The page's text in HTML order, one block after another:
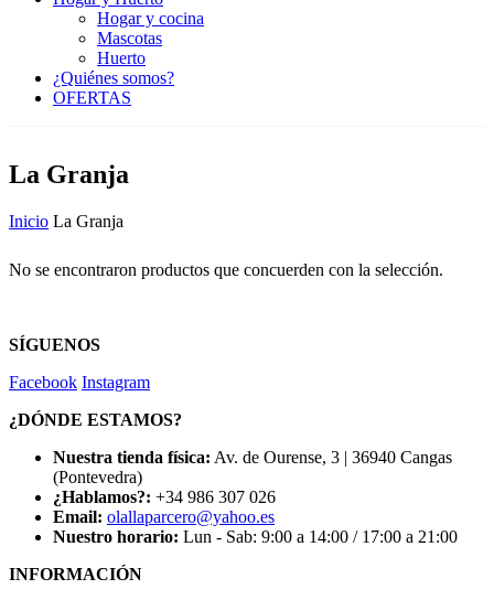
Hogar y cocina
Mascotas
Huerto
¿Quiénes somos?
OFERTAS
La Granja
Inicio La Granja
No se encontraron productos que concuerden con la selección.
SÍGUENOS
Facebook Instagram
¿DÓNDE ESTAMOS?
Nuestra tienda física: Av. de Ourense, 3 | 36940 Cangas
(Pontevedra)
¿Hablamos?: +34 986 307 026
Email: olallaparcero@yahoo.es
Nuestro horario: Lun - Sab: 9:00 a 14:00 / 17:00 a 21:00
INFORMACIÓN